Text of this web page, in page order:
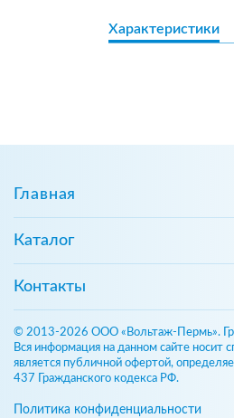
Характеристики
Главная
Каталог
Контакты
© 2013-2026 ООО «Вольтаж-Пермь».
Вся информация на данном сайте носит
является публичной офертой,
437 Гражданского кодекса РФ.
Политика конфиденциальности